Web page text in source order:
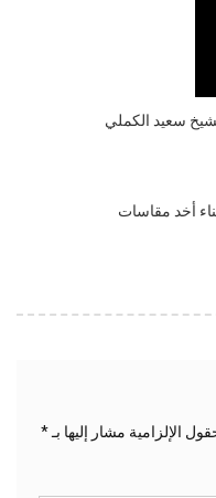
سعيد الكملي
أخد مقاسات
الإلزامية مشار إليها بـ*